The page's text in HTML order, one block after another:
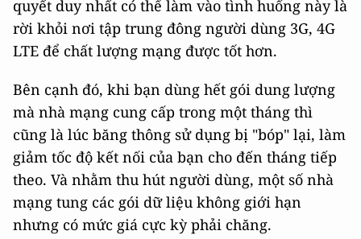
quyết duy nhất có thể làm vào tình huống này là
rời khỏi nơi tập trung đông người dùng 3G, 4G
LTE để chất lượng mạng được tốt hơn.
Bên cạnh đó, khi bạn dùng hết gói dung lượng
mà nhà mạng cung cấp trong một tháng thì
cũng là lúc băng thông sử dụng bị "bóp" lại, làm
giảm tốc độ kết nối của bạn cho đến tháng tiếp
theo. Và nhằm thu hút người dùng, một số nhà
mạng tung các gói dữ liệu không giới hạn
nhưng có mức giá cực kỳ phải chăng.